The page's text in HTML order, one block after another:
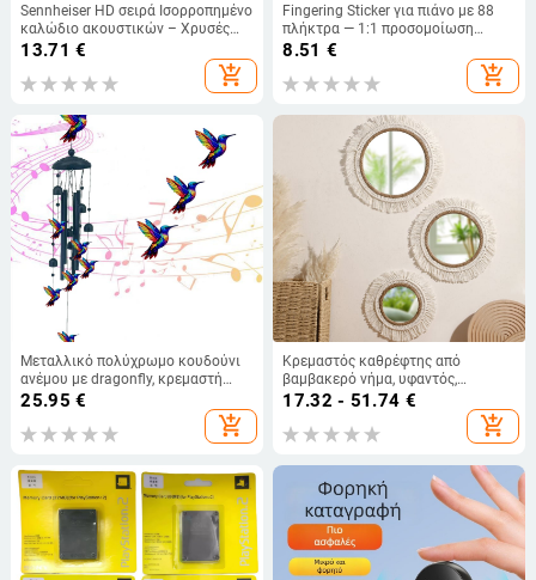
Sennheiser HD σειρά Ισορροπημένο
καλώδιο ακουστικών – Χρυσές
επαφές, πυρήνας από καθαρό
13.71 €
add_shopping_cart
Fingering Sticker για πιάνο με 88
πλήκτρα — 1:1 προσομοίωση
δαχτύλων, διάταξη παρτιτούρας,
8.51 €
add_shopping_cart
Μεταλλικό πολύχρωμο κουδούνι
ανέμου με dragonfly, κρεμαστή
διακόσμηση για σπίτι και κήπο
25.95 €
add_shopping_cart
Κρεμαστός καθρέφτης από
βαμβακερό νήμα, υφαντός,
παραδοσιακό αγροτικό στυλ,
17.32 - 51.74 €
add_shopping_cart